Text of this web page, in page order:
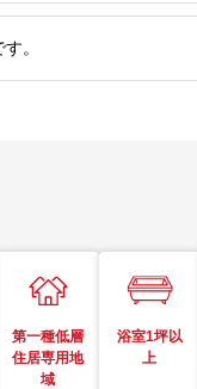
。
第一種低層
住居専用地
域
浴室1坪以
上